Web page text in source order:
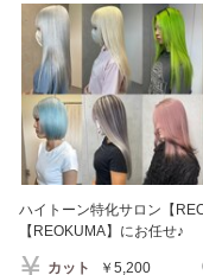
ハイトーン特化サロン【
【REOKUMA】にお任せ♪
カット ￥5,200